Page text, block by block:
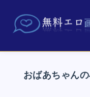
おばあちゃん